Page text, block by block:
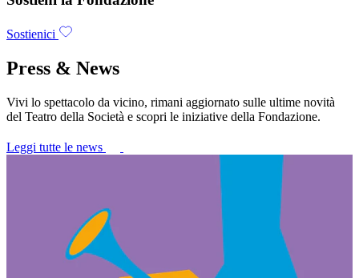
Sostienici
Press & News
Vivi lo spettacolo da vicino, rimani aggiornato sulle ultime novità
del Teatro della Società e scopri le iniziative della Fondazione.
Leggi tutte le news